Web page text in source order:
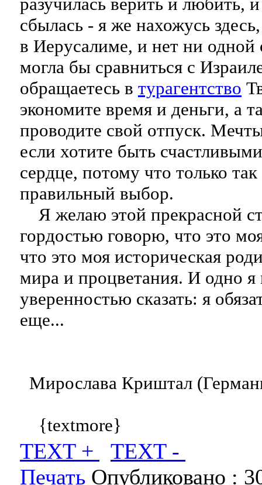
сбылась - я же нахожусь
в Иерусалиме, и нет ни одной
могла бы сравниться с
обращаетесь в турагентство
экономите время и деньги, а
проводите свой отпуск.
если хотите быть
сердце, потому что только
правильный выбор.
Я желаю этой прекрасной
гордостью говорю, что это
что это моя историческая
мира и процветания. И одно я
уверенностью сказать: я
еще...
Мирослава Криштал
{textmore}
TEXT +
TEXT -
Печать Опубликовано :